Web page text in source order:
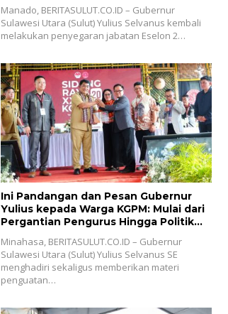
Manado, BERITASULUT.CO.ID – Gubernur
Sulawesi Utara (Sulut) Yulius Selvanus kembali
melakukan penyegaran jabatan Eselon 2…
Ini Pandangan dan Pesan Gubernur
Yulius kepada Warga KGPM: Mulai dari
Pergantian Pengurus Hingga Politik
Minahasa, BERITASULUT.CO.ID – Gubernur
Sulawesi Utara (Sulut) Yulius Selvanus SE
menghadiri sekaligus memberikan materi
penguatan…